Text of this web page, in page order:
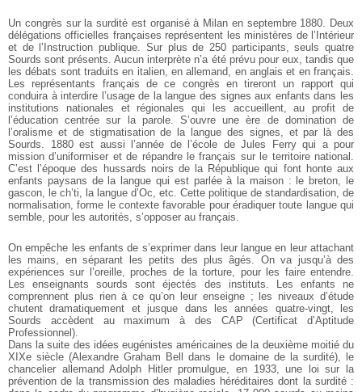
Un congrès sur la surdité est organisé à Milan en septembre 1880. Deux
délégations officielles françaises représentent les ministères de l’Intérieur
et de l’Instruction publique. Sur plus de 250 participants, seuls quatre
Sourds sont présents. Aucun interprète n’a été prévu pour eux, tandis que
les débats sont traduits en italien, en allemand, en anglais et en français.
Les représentants français de ce congrès en tireront un rapport qui
conduira à interdire l’usage de la langue des signes aux enfants dans les
institutions nationales et régionales qui les accueillent, au profit de
l’éducation centrée sur la parole. S’ouvre une ère de domination de
l’oralisme et de stigmatisation de la langue des signes, et par là des
Sourds. 1880 est aussi l’année de l’école de Jules Ferry qui a pour
mission d’uniformiser et de répandre le français sur le territoire national.
C’est l’époque des hussards noirs de la République qui font honte aux
enfants paysans de la langue qui est parlée à la maison : le breton, le
gascon, le ch’ti, la langue d’Oc, etc. Cette politique de standardisation, de
normalisation, forme le contexte favorable pour éradiquer toute langue qui
semble, pour les autorités, s’opposer au français.
On empêche les enfants de s’exprimer dans leur langue en leur attachant
les mains, en séparant les petits des plus âgés. On va jusqu’à des
expériences sur l’oreille, proches de la torture, pour les faire entendre.
Les enseignants sourds sont éjectés des instituts. Les enfants ne
comprennent plus rien à ce qu’on leur enseigne ; les niveaux d’étude
chutent dramatiquement et jusque dans les années quatre-vingt, les
Sourds accèdent au maximum à des CAP (Certificat d’Aptitude
Professionnel).
Dans la suite des idées eugénistes américaines de la deuxième moitié du
XIXe siècle (Alexandre Graham Bell dans le domaine de la surdité), le
chancelier allemand Adolph Hitler promulgue, en 1933, une loi sur la
prévention de la transmission des maladies héréditaires dont la surdité :